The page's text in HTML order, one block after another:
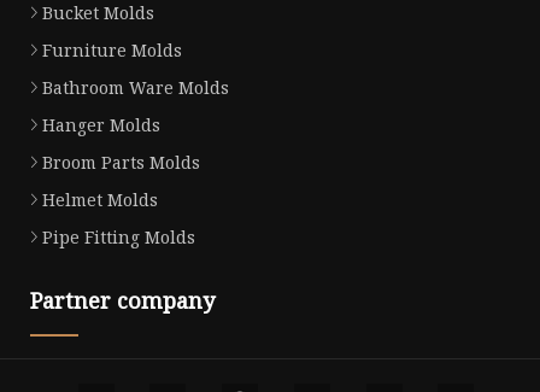
Bucket Molds
Furniture Molds
Bathroom Ware Molds
Hanger Molds
Broom Parts Molds
Helmet Molds
Pipe Fitting Molds
Partner company